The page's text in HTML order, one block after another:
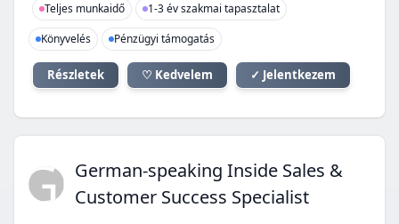
Teljes munkaidő
1-3 év szakmai tapasztalat
Könyvelés
Pénzügyi támogatás
Részletek ♡ Kedvelem ✓ Jelentkezem
GI German-speaking Inside Sales &
Customer Success Specialist